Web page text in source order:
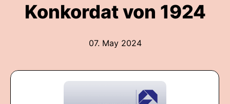
Konkordat von 1924
07. May 2024